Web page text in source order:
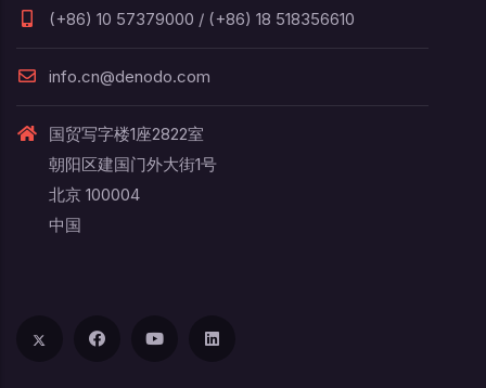
(+86) 10 57379000 / (+86) 18 518356610
info.cn@denodo.com
国贸写字楼1座2822室
朝阳区建国门外大街1号
北京 100004
中国